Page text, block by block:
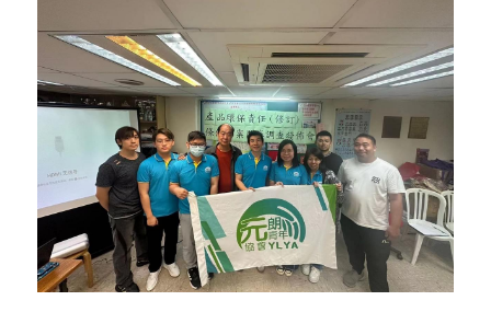
宏福火災正視聽
記錄．宏福苑火災
國際
娛樂
反華推手你要知
反華推手懶人包
民主派騙案十式
反華推手起底
KOL 專欄
林淑芳專欄
屈穎妍專欄
絕密法庭檔案
醫院口岸爆炸案
生活